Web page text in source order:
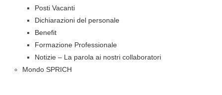
Posti Vacanti
Dichiarazioni del personale
Benefit
Formazione Professionale
Notizie – La parola ai nostri collaboratori
Mondo SPRICH